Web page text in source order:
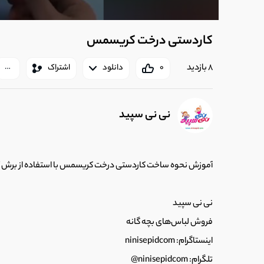
کاردستی درخت کریسمس
0 دانلود اشتراک 8 بازدید
نی نی سپید
آموزش نحوه ساخت کاردستی درخت کریسمس با استفاده از برش
نی نی سپید
فروش لباس‌های بچه گانه
اینستاگرام: ninisepidcom
تلگرام: ninisepidcom@